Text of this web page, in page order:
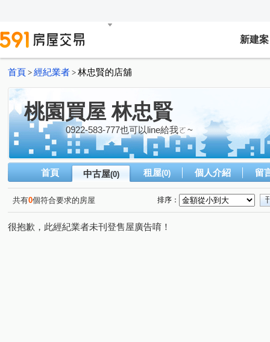
新建案
首頁 > 經紀業者 > 林忠賢的店舖
桃園買屋 林忠賢
0922-583-777也可以line給我ㄛ~
首頁 中古屋(0) 租屋(0) 個人介紹 留
共有0個符合要求的房屋 排序：
很抱歉，此經紀業者未刊登售屋廣告唷！